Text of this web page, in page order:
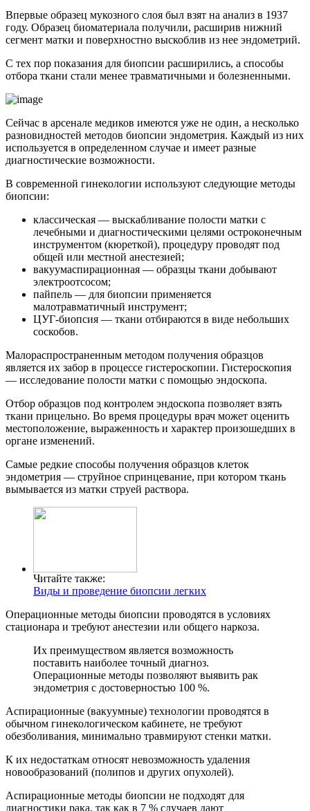
Впервые образец мукозного слоя был взят на анализ в 1937
году. Образец биоматериала получили, расширив нижний
сегмент матки и поверхностно выскоблив из нее эндометрий.
С тех пор показания для биопсии расширились, а способы
отбора ткани стали менее травматичными и болезненными.
Сейчас в арсенале медиков имеются уже не один, а несколько
разновидностей методов биопсии эндометрия. Каждый из них
используется в определенном случае и имеет разные
диагностические возможности.
В современной гинекологии используют следующие методы
биопсии:
классическая — выскабливание полости матки с
лечебными и диагностическими целями остроконечным
инструментом (кюреткой), процедуру проводят под
общей или местной анестезией;
вакуумаспирационная — образцы ткани добывают
электроотсосом;
пайпель — для биопсии применяется
малотравматичный инструмент;
ЦУГ-биопсия — ткани отбираются в виде небольших
соскобов.
Малораспространенным методом получения образцов
является их забор в процессе гистероскопии. Гистероскопия
— исследование полости матки с помощью эндоскопа.
Отбор образцов под контролем эндоскопа позволяет взять
ткани прицельно. Во время процедуры врач может оценить
местоположение, выраженность и характер произошедших в
органе изменений.
Самые редкие способы получения образцов клеток
эндометрия — струйное спринцевание, при котором ткань
вымывается из матки струей раствора.
Читайте также:
Виды и проведение биопсии легких
Операционные методы биопсии проводятся в условиях
стационара и требуют анестезии или общего наркоза.
Их преимуществом является возможность
поставить наиболее точный диагноз.
Операционные методы позволяют выявить рак
эндометрия с достоверностью 100 %.
Аспирационные (вакуумные) технологии проводятся в
обычном гинекологическом кабинете, не требуют
обезболивания, минимально травмируют стенки матки.
К их недостаткам относят невозможность удаления
новообразований (полипов и других опухолей).
Аспирационные методы биопсии не подходят для
диагностики рака, так как в 7 % случаев дают